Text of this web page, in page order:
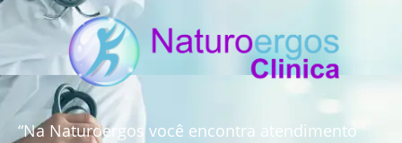
“Na Naturoergos você encontra atendimento